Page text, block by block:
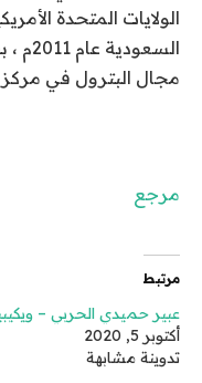
الولايات المتحدة
مجال البترول في
مرجع
مرتبط
‏عبير حميدي الحربي –
أكتوبر 5, 2020
تدوينة مشابهة